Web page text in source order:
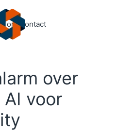
onsContact
over
voor